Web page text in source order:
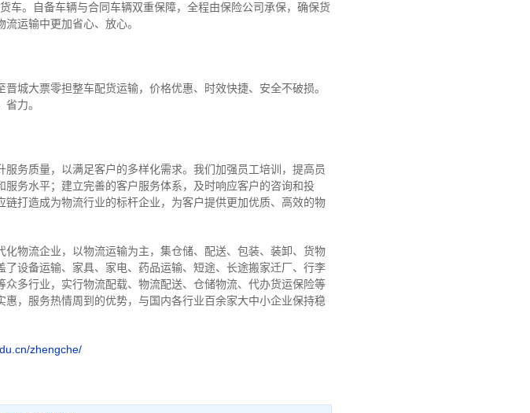
车。自备车辆与合同车辆双重保障，全程由保险公司承保，确保货
运输中更加省心、放心。
城大票零担整车配货运输，价格优惠、时效快捷、安全不破损。
力。
务质量，以满足客户的多样化需求。我们加强员工培训，提高员
务水平；建立完善的客户服务体系，及时响应客户的咨询和投
打造成为物流行业的标杆企业，为客户提供更加优质、高效的物
物流企业，以物流运输为主，集仓储、配送、包装、装卸、货物
设备运输、家具、家电、药品运输、短途、长途搬家迁厂、行李
多行业，实行物流配载、物流配送、仓储物流、代办货运保险等
，服务热情周到的优势，与国内各行业百余家大中小企业保持稳
zhengche/